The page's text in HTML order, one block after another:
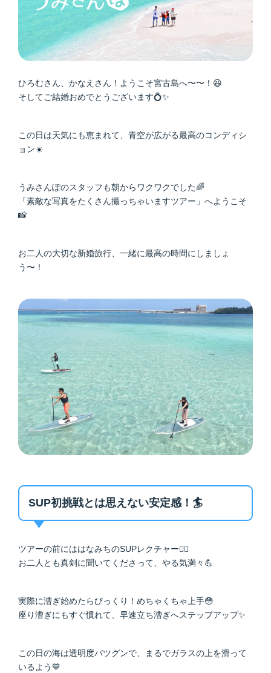
ひろむさん、かなえさん！ようこそ宮古島へ〜〜！😆
そしてご結婚おめでとうございます💍✨
この日は天気にも恵まれて、青空が広がる最高のコンディシ
ョン☀️
うみさんぽのスタッフも朝からワクワクでした🌈
「素敵な写真をたくさん撮っちゃいますツアー」へようこそ
📸
お二人の大切な新婚旅行、一緒に最高の時間にしましょ
う〜！
SUP初挑戦とは思えない安定感！🏄️
ツアーの前にははなみちのSUPレクチャー🧘‍♂️
お二人とも真剣に聞いてくださって、やる気満々💪
実際に漕ぎ始めたらびっくり！めちゃくちゃ上手😳
座り漕ぎにもすぐ慣れて、早速立ち漕ぎへステップアップ✨
この日の海は透明度バツグンで、まるでガラスの上を滑って
いるよう💙